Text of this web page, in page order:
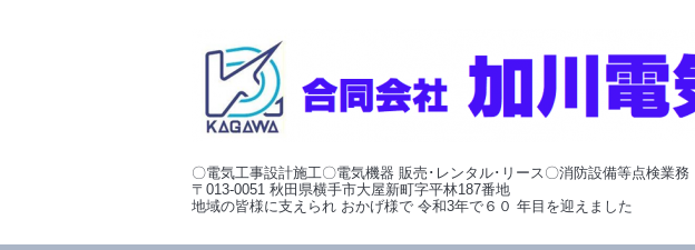
〇電気工事設計施工〇電気機器 販売･レンタル･リース〇消防設備等点検業務
〒013-0051 秋田県横手市大屋新町字平林187番地
地域の皆様に支えられ おかげ様で 令和3年で６０ 年目を迎えました